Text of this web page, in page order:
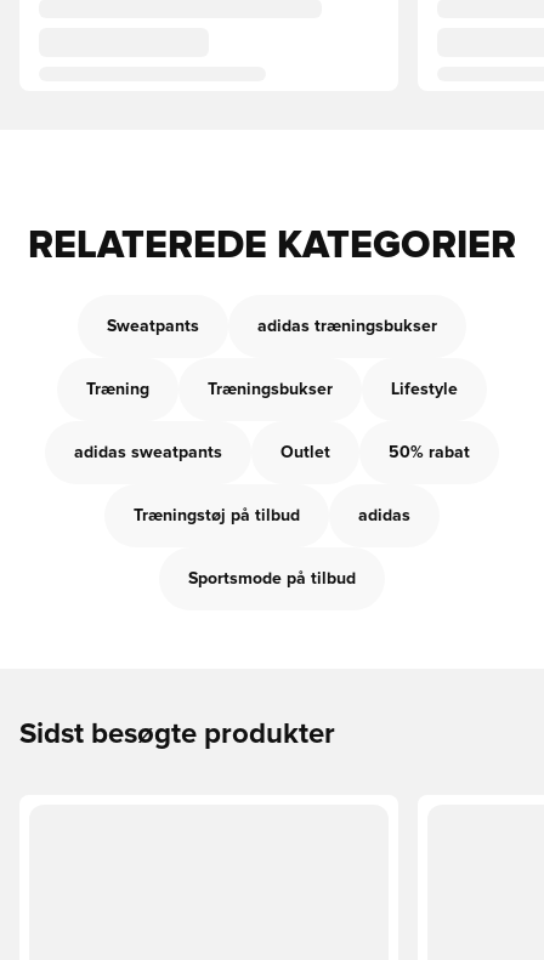
RELATEREDE KATEGORIER
Sweatpants adidas træningsbukser
Træning Træningsbukser Lifestyle
adidas sweatpants Outlet 50% rabat
Træningstøj på tilbud adidas
Sportsmode på tilbud
Sidst besøgte produkter